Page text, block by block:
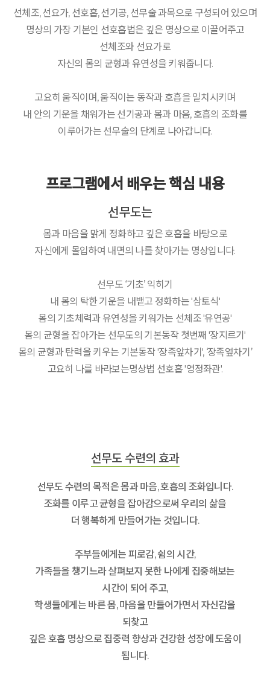
선체조, 선요가, 선호흡, 선기공, 선무술 과목으로 구성되어 있으며
명상의 가장 기본인 선호흡법은 깊은 명상으로 이끌어주고
선체조와 선요가로
자신의 몸의 균형과 유연성을 키워줍니다.
고요히 움직이며, 움직이는 동작과 호흡을 일치시키며
내 안의 기운을 채워가는 선기공과 몸과 마음, 호흡의 조화를
이루어가는 선무술의 단계로 나아갑니다.
프로그램에서 배우는 핵심 내용
선무도는
몸과 마음을 맑게 정화하고 깊은 호흡을 바탕으로
자신에게 몰입하여 내면의 나를 찾아가는 명상입니다.
선무도 ‘기초’ 익히기
내 몸의 탁한 기운을 내뱉고 정화하는 '삼토식'
몸의 기초체력과 유연성을 키워가는 선체조 '유연공'
몸의 균형을 잡아가는 선무도의 기본동작 첫번째 '장지르기'
몸의 균형과 탄력을 키우는 기본동작 '장족앞차기', ‘장족옆차기’
고요히 나를 바라보는명상법 선호흡 '영정좌관'.
선무도 수련의 효과
선무도 수련의 목적은 몸과 마음, 호흡의 조화입니다.
조화를 이루고 균형을 잡아감으로써 우리의 삶을
더 행복하게 만들어가는 것입니다.
주부들에게는 피로감, 쉼의 시간,
가족들을 챙기느라 살펴보지 못한 나에게 집중해보는
시간이 되어 주고,
학생들에게는 바른 몸, 마음을 만들어가면서 자신감을
되찾고
깊은 호흡 명상으로 집중력 향상과 건강한 성장에 도움이
됩니다.